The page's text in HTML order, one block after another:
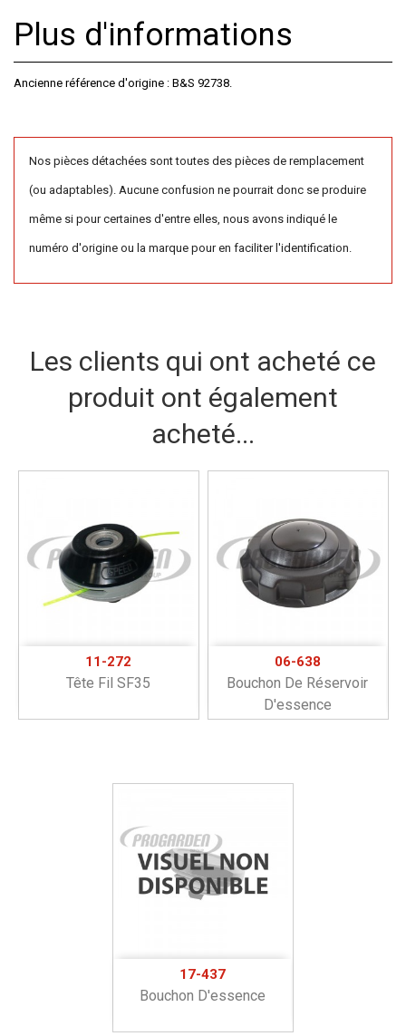
Plus d'informations
Ancienne référence d'origine : B&S 92738.
Nos pièces détachées sont toutes des pièces de remplacement
(ou adaptables). Aucune confusion ne pourrait donc se produire
même si pour certaines d'entre elles, nous avons indiqué le
numéro d'origine ou la marque pour en faciliter l'identification.
Les clients qui ont acheté ce
produit ont également
acheté...
11-272
Tête Fil SF35
06-638
Bouchon De Réservoir
D'essence
17-437
Bouchon D'essence